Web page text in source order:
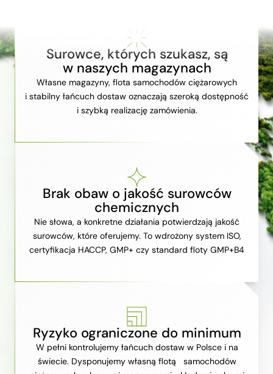
Surowce, których szukasz, są
w naszych magazynach
Własne magazyny, flota samochodów ciężarowych
i stabilny łańcuch dostaw oznaczają szeroką dostępność
i szybką realizację zamówienia.
Brak obaw o jakość surowców
chemicznych
Nie słowa, a konkretne działania potwierdzają jakość
surowców, które oferujemy. To wdrożony system ISO,
certyfikacja HACCP, GMP+ czy standard floty GMP+B4
Ryzyko ograniczone do minimum
W pełni kontrolujemy łańcuch dostaw w Polsce i na
świecie. Dysponujemy własną flotą samochodów